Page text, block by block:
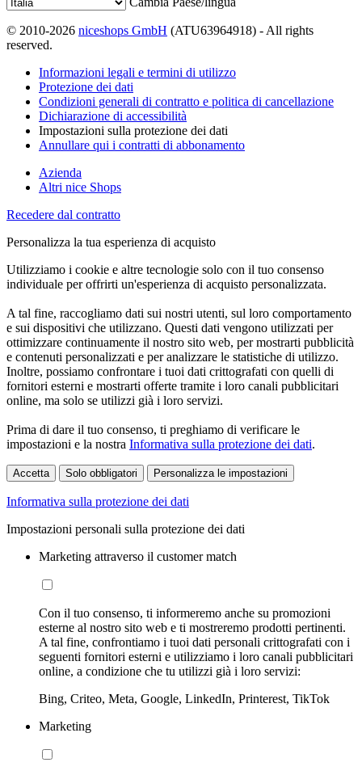
© 2010-2026 niceshops GmbH (ATU63964918) - All rights
reserved.
Informazioni legali e termini di utilizzo
Protezione dei dati
Condizioni generali di contratto e politica di cancellazione
Dichiarazione di accessibilità
Impostazioni sulla protezione dei dati
Annullare qui i contratti di abbonamento
Azienda
Altri nice Shops
Recedere dal contratto
Personalizza la tua esperienza di acquisto
Utilizziamo i cookie e altre tecnologie solo con il tuo consenso
individuale per offrirti un'esperienza di acquisto personalizzata.
A tal fine, raccogliamo dati sui nostri utenti, sul loro comportamento
e sui dispositivi che utilizzano. Questi dati vengono utilizzati per
ottimizzare continuamente il nostro sito web, per mostrarti pubblicità
e contenuti personalizzati e per analizzare le statistiche di utilizzo.
Inoltre, possiamo confrontare i tuoi dati crittografati con quelli di
fornitori esterni e mostrarti offerte tramite i loro canali pubblicitari
online, ma solo se utilizzi già i loro servizi.
Prima di dare il tuo consenso, ti preghiamo di verificare le
impostazioni e la nostra Informativa sulla protezione dei dati.
Accetta Solo obbligatori Personalizza le impostazioni
Informativa sulla protezione dei dati
Impostazioni personali sulla protezione dei dati
Marketing attraverso il customer match
Con il tuo consenso, ti informeremo anche su promozioni
esterne al nostro sito web e ti mostreremo prodotti pertinenti.
A tal fine, confrontiamo i tuoi dati personali crittografati con i
seguenti fornitori esterni e utilizziamo i loro canali pubblicitari
online, a condizione che tu utilizzi già i loro servizi:
Bing, Criteo, Meta, Google, LinkedIn, Printerest, TikTok
Marketing